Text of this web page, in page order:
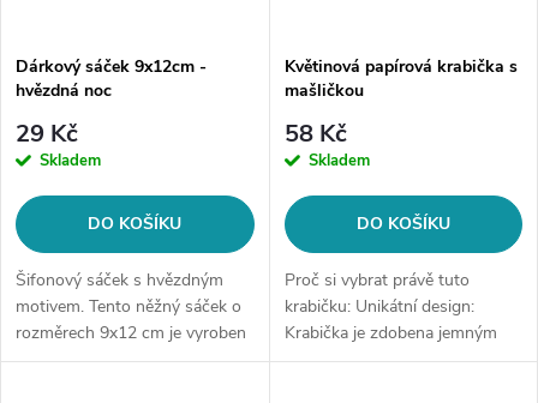
Dárkový sáček 9x12cm -
hvězdná noc
29 Kč
Skladem
DO KOŠÍKU
Šifonový sáček s hvězdným
motivem. Tento něžný sáček o
rozměrech 9x12 cm je vyroben
z kvalitního šifonu v černé
Květinová papírová krabička s
mašličkou
58 Kč
Skladem
DO KOŠÍKU
Proč si vybrat právě tuto
krabičku: Unikátní design:
Krabička je zdobena jemným
květinovým vzorem a půvabnou